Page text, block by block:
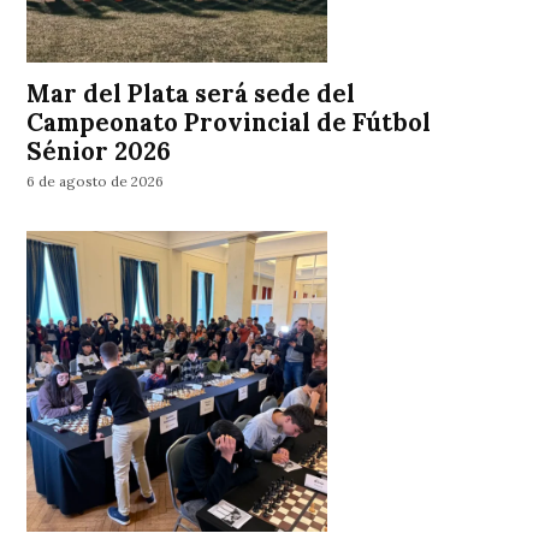
Mar del Plata será sede del
Campeonato Provincial de Fútbol
Sénior 2026
6 de agosto de 2026